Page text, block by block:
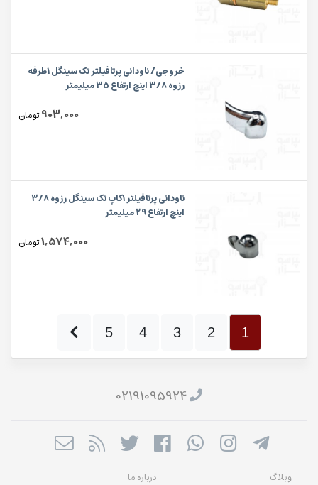
خروجی/ ناودانی پرتافیلتر تک سینگل ۱طرفه
رزوه ۳/۸ اینچ ارتفاع 35 میلیمتر
903,000 تومان
ناودانی پرتافیلتر ۱کاپ تک سینگل رزوه ۳/۸
اینچ ارتفاع 29 میلیمتر
1,574,000تومان
1
2
3
4
5
02191095924
وبلاگ درباره ما